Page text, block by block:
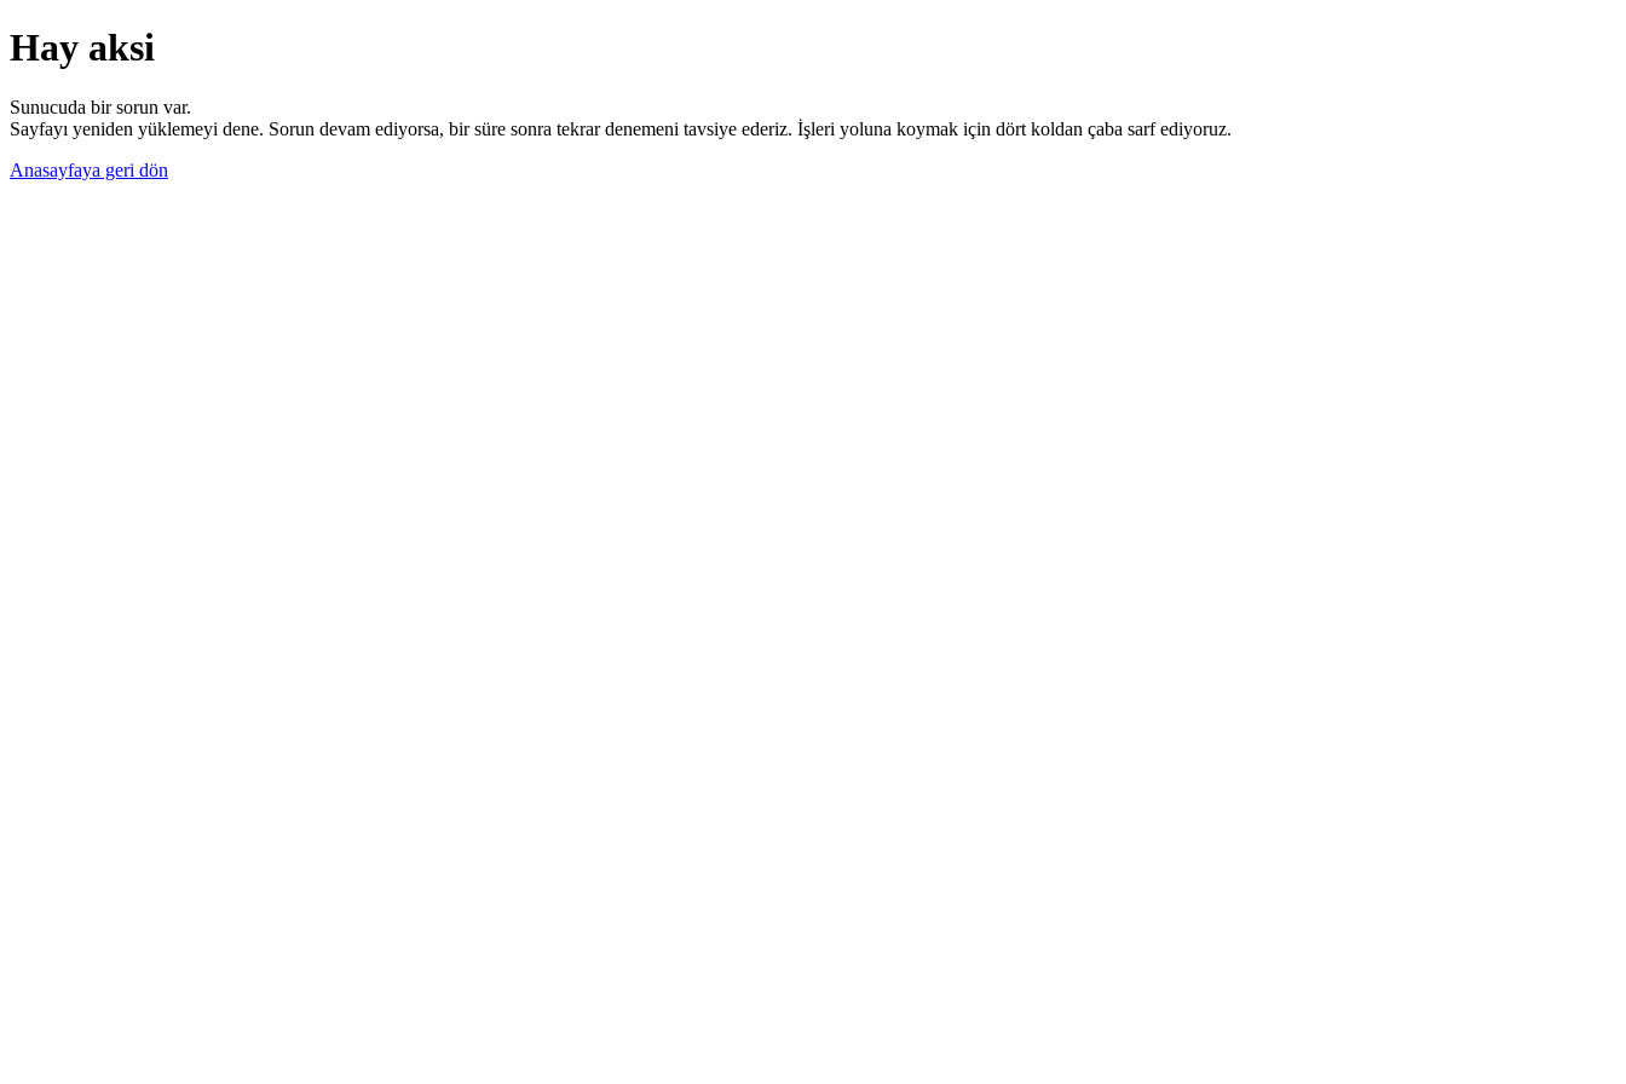
Hay aksi
Sunucuda bir sorun var.
Sayfayı yeniden yüklemeyi dene. Sorun devam ediyorsa, bir süre sonra tekrar denemeni tavsiye ederiz. İşleri yoluna koymak için dört koldan çaba sarf ediyoruz.
Anasayfaya geri dön